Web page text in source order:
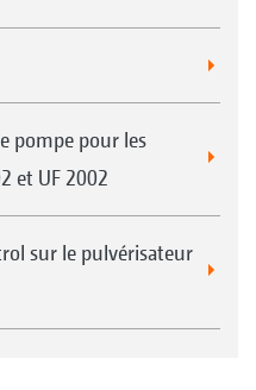
pompe pour les
et UF 2002
sur le pulvérisateur